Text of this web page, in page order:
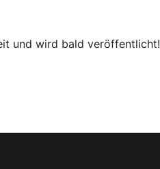
und wird bald veröffentlicht!